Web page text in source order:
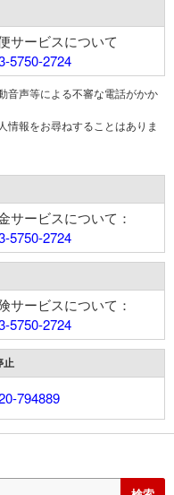
サービスについて
5750-2724
音声等による不審な電話がかか
情報をお尋ねすることはありま
サービスについて：
5750-2724
サービスについて：
5750-2724
止
794889